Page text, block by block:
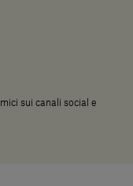
sui canali social e